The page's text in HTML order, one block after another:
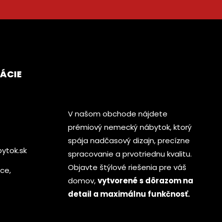
V našom obchode nájdete
prémiový nemecký nábytok, ktorý
spája nadčasový dizajn, precízne
spracovanie a prvotriednu kvalitu.
Objavte štýlové riešenia pre váš
domov,vytvorené s dôrazom na
detail a maximálnu funkčnosť.